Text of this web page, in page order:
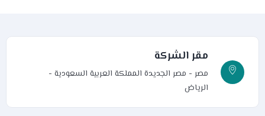
مقر الشركة
مصر - مصر الجديدة المملكة العربية السعودية -
الرياض